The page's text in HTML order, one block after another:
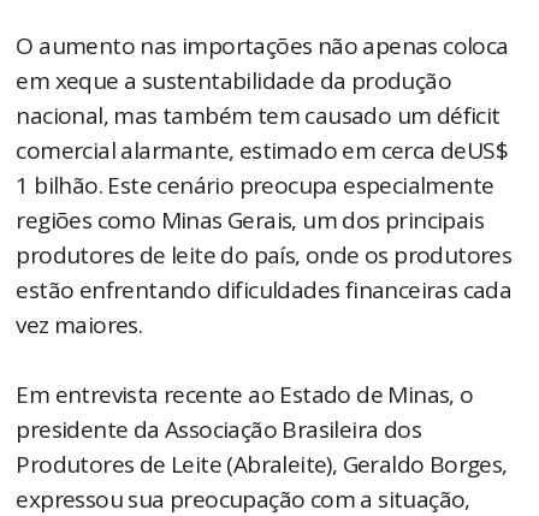
O aumento nas importações não apenas coloca
em xeque a sustentabilidade da produção
nacional, mas também tem causado um déficit
comercial alarmante, estimado em cerca deUS$
1 bilhão. Este cenário preocupa especialmente
regiões como Minas Gerais, um dos principais
produtores de leite do país, onde os produtores
estão enfrentando dificuldades financeiras cada
vez maiores.
Em entrevista recente ao Estado de Minas, o
presidente da Associação Brasileira dos
Produtores de Leite (Abraleite), Geraldo Borges,
expressou sua preocupação com a situação,